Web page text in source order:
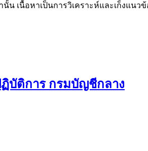
เนื้อหาเป็นการวิเคราะห์และเก็งแนว
บัติการ กรมบัญชีกลาง